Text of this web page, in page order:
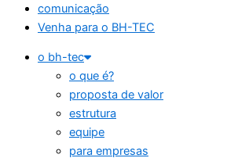
comunicação
Venha para o BH-TEC
o bh-tec
o que é?
proposta de valor
estrutura
equipe
para empresas